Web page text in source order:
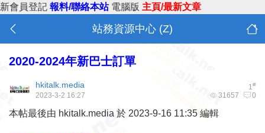
新會員登記 報料/聯絡本站 電腦版 主頁/最新文章
站務資源中心 (Z)
2020-2024年新巴士訂單
1#
hkitalk.media
31657 0
2023-3-2 16:27
本帖最後由 hkitalk.media 於 2023-9-16 11:35 編輯